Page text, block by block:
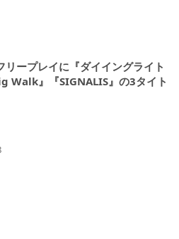
ープレイに『ダイイングライト
Walk』『SIGNALIS』の3タイト